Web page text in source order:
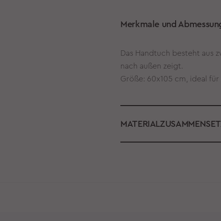
Merkmale und
Das Handtuch besteht aus
nach außen zeigt.
Größe: 60х105 cm, ideal